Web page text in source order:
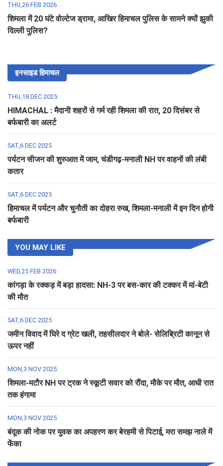
THU,26 FEB 2026
शिमला में 20 घंटे वोल्टेज ड्रामा, आखिर हिमाचल पुलिस के सामने क्यों झुकी
दिल्ली पुलिस?
इनसाइड हिमाचल
THU,18 DEC 2025
HIMACHAL : मैदानी शहरों से गर्म रही शिमला की रात, 20 दिसंबर से
बर्फबारी का अलर्ट
SAT,6 DEC 2025
पर्यटन सीजन की शुरुआत में जाम, चंडीगढ़-मनाली NH पर वाहनों की लंबी
कतार
SAT,6 DEC 2025
हिमाचल में पर्यटन और चुनौती का दोहरा रुख, शिमला-मनाली में इन दिन होगी
बर्फबारी
YOU MAY LIKE
WED,25 FEB 2026
कांगड़ा के रक्कड़ में बड़ा हादसा: NH-3 पर बस-कार की टक्कर में मां-बेटी
की मौत
SAT,6 DEC 2025
जमीन विवाद में घिरे द ग्रेट खली, तहसीलदार ने बोले- सेलिब्रिटी कानून से
ऊपर नहीं
MON,3 NOV 2025
शिमला-मटौर NH पर ट्रक ने स्कूटी सवार को रौंदा, मौके पर मौत, आधी रात
तक हंगामा
MON,3 NOV 2025
बंदूक की नोक पर युवक का अपहरण कर बेरहमी से पिटाई, मरा समझ नाले में
फेंका